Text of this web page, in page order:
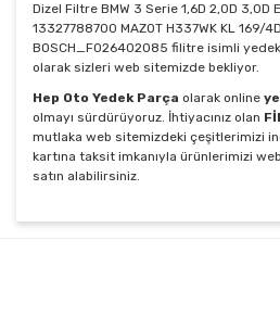
Dizel Filtre BMW 3 Serie 1,6D 2,0D 3,0D
13327788700 MAZOT H337WK KL 169/
BOSCH_F026402085 filitre isimli
olarak sizleri web sitemizde bekliyor.
Hep Oto Yedek Parça olarak online
olmayı sürdürüyoruz. İhtiyacınız olan
mutlaka web sitemizdeki çeşitlerimizi
kartına taksit imkanıyla ürünlerimizi
satın alabilirsiniz.